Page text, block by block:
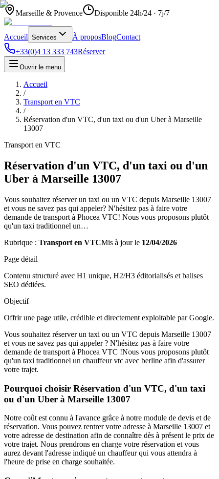
Marseille & Provence Disponible 24h/24 · 7j/7
Accueil Services À proposBlogContact
+33(0)4 13 333 743Réserver
Ouvrir le menu
Accueil
/
Transport en VTC
/
Réservation d'un VTC, d'un taxi ou d'un Uber à Marseille
13007
Transport en VTC
Réservation d'un VTC, d'un taxi ou d'un
Uber à Marseille 13007
Vous souhaitez réserver un taxi ou un VTC depuis Marseille 13007
et vous ne savez pas qui appeler? N'hésitez pas à faire votre
demande de transport à Phocea VTC! Nous vous proposons plutôt
qu'un taxi traditionnel un…
Rubrique : Transport en VTCMis à jour le 12/04/2026
Page détail
Contenu structuré avec H1 unique, H2/H3 éditorialisés et balises
SEO dédiées.
Objectif
Offrir une page utile, crédible et directement exploitable par Google.
Vous souhaitez réserver un taxi ou un VTC depuis Marseille 13007
et vous ne savez pas qui appeler ? N'hésitez pas à faire votre
demande de transport à Phocea VTC !Nous vous proposons plutôt
qu'un taxi traditionnel un chauffeur vtc avec berline afin d'assurer
votre trajet.
Pourquoi choisir Réservation d'un VTC, d'un taxi
ou d'un Uber à Marseille 13007
Notre coût est connu à l'avance grâce à notre module de devis et de
réservation. Vous pouvez rentrer votre adresse à Marseille 13007 et
votre adresse de destination afin de connaître dès à présent le prix de
votre trajet. Nous prendrons en charge votre réservation et vous
aurez devant l'adresse indiqué un chauffeur qui vous attendra à
l'heure de prise en charge souhaitée.